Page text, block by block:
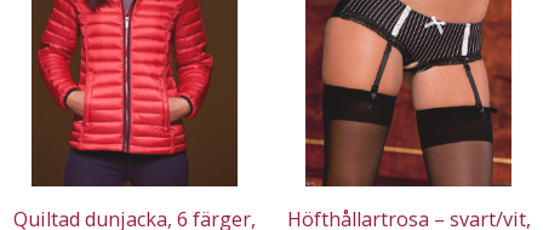
Quiltad dunjacka, 6 färger, Höfthållartrosa – svart/vit,